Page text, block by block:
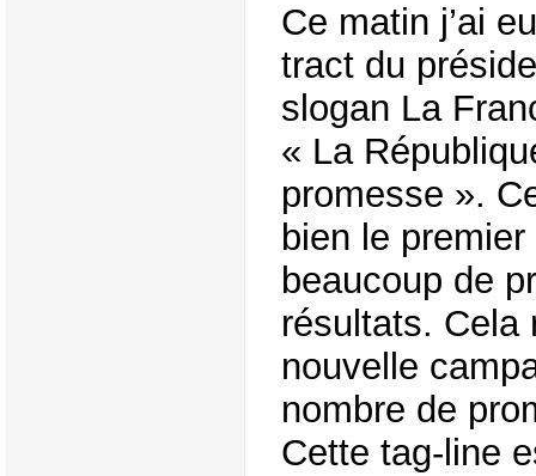
Ce matin j’ai
tract du
slogan La
« La
promesse ».
bien le
beaucoup de
résultats. Cela
nouvelle
nombre de
Cette tag-line